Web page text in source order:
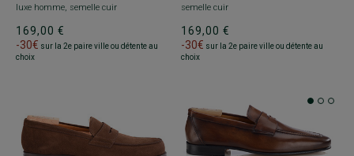
luxe homme, semelle cuir
169,00 €
-30€ sur la 2e paire ville ou détente au
choix
semelle cuir
169,00 €
-30€ sur la 2e paire ville ou détente au
choix